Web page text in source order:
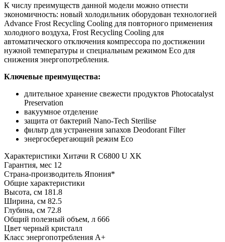
К числу преимуществ данной модели можно отнести
экономичность: новый холодильник оборудован технологией
Advance Frost Recycling Cooling для повторного применения
холодного воздуха, Frost Recycling Cooling для
автоматического отключения компрессора по достижении
нужной температуры и специальным режимом Eco для
снижения энергопотребления.
Ключевые преимущества:
длительное хранение свежести продуктов Photocatalyst
Preservation
вакуумное отделение
защита от бактерий Nano-Tech Sterilise
фильтр для устранения запахов Deodorant Filter
энергосберегающий режим Eco
Характеристики Хитачи R C6800 U XK
Гарантия, мес 12
Страна-производитель Япония*
Общие характеристики
Высота, см 181.8
Ширина, см 82.5
Глубина, см 72.8
Общий полезный объем, л 666
Цвет черный кристалл
Класс энергопотребления A+